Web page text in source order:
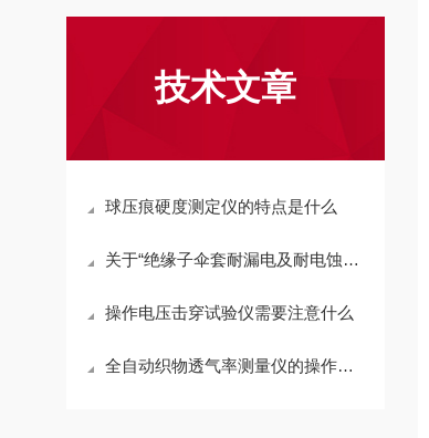
技术文章
球压痕硬度测定仪的特点是什么
关于“绝缘子伞套耐漏电及耐电蚀损试验箱”参数介绍
操作电压击穿试验仪需要注意什么
全自动织物透气率测量仪的操作步骤和注意事项